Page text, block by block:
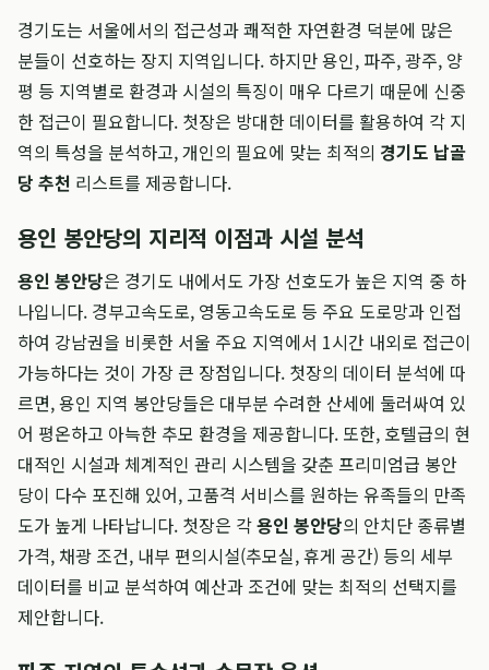
경기도는 서울에서의 접근성과 쾌적한 자연환경 덕분에 많은
분들이 선호하는 장지 지역입니다. 하지만 용인, 파주, 광주, 양
평 등 지역별로 환경과 시설의 특징이 매우 다르기 때문에 신중
한 접근이 필요합니다. 첫장은 방대한 데이터를 활용하여 각 지
역의 특성을 분석하고, 개인의 필요에 맞는 최적의 경기도 납골
당 추천 리스트를 제공합니다.
용인 봉안당의 지리적 이점과 시설 분석
용인 봉안당은 경기도 내에서도 가장 선호도가 높은 지역 중 하
나입니다. 경부고속도로, 영동고속도로 등 주요 도로망과 인접
하여 강남권을 비롯한 서울 주요 지역에서 1시간 내외로 접근이
가능하다는 것이 가장 큰 장점입니다. 첫장의 데이터 분석에 따
르면, 용인 지역 봉안당들은 대부분 수려한 산세에 둘러싸여 있
어 평온하고 아늑한 추모 환경을 제공합니다. 또한, 호텔급의 현
대적인 시설과 체계적인 관리 시스템을 갖춘 프리미엄급 봉안
당이 다수 포진해 있어, 고품격 서비스를 원하는 유족들의 만족
도가 높게 나타납니다. 첫장은 각용인 봉안당의 안치단 종류별
가격, 채광 조건, 내부 편의시설(추모실, 휴게 공간) 등의 세부
데이터를 비교 분석하여 예산과 조건에 맞는 최적의 선택지를
제안합니다.